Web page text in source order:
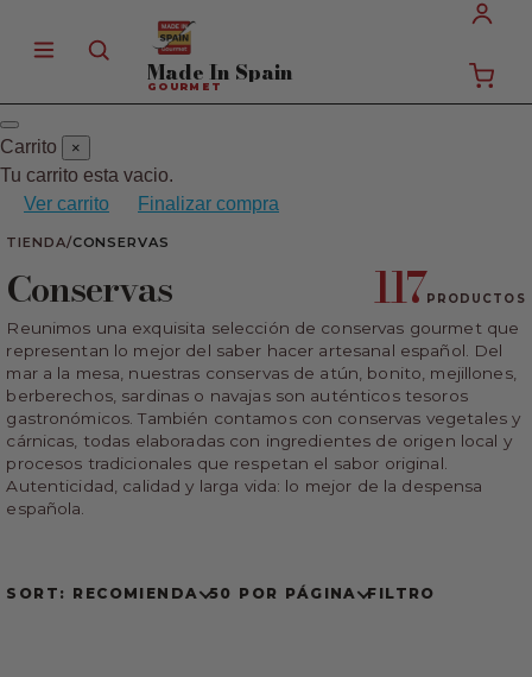
Made In Spain
GOURMET
Carrito ×
Tu carrito esta vacio.
Ver carrito
Finalizar compra
TIENDA/CONSERVAS
Conservas
Reunimos una exquisita selección de conservas gourmet que
representan lo mejor del saber hacer artesanal español. Del
mar a la mesa, nuestras conservas de atún, bonito, mejillones,
berberechos, sardinas o navajas son auténticos tesoros
gastronómicos. También contamos con conservas vegetales y
cárnicas, todas elaboradas con ingredientes de origen local y
procesos tradicionales que respetan el sabor original.
Autenticidad, calidad y larga vida: lo mejor de la despensa
española.
117PRODUCTOS
SORT: RECOMIENDA 50 POR PÁGINA FILTRO